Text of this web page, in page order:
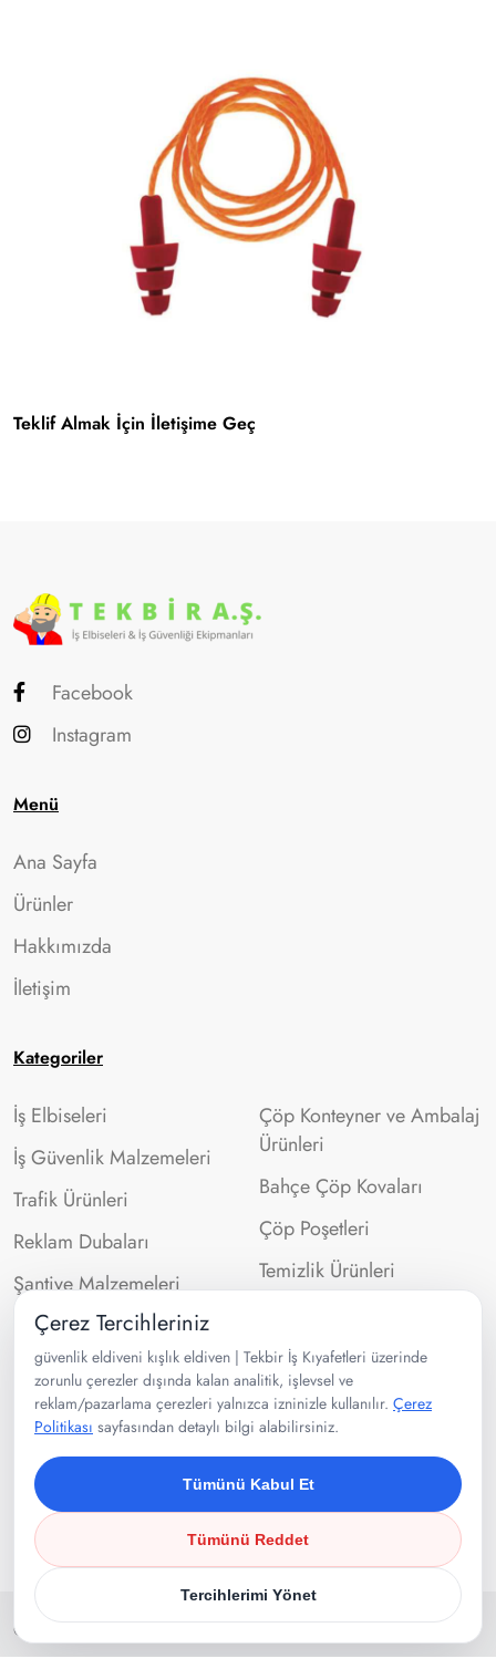
Teklif Almak İçin İletişime Geç
Facebook
Instagram
Menü
Ana Sayfa
Ürünler
Hakkımızda
İletişim
Kategoriler
İş Elbiseleri
İş Güvenlik Malzemeleri
Trafik Ürünleri
Reklam Dubaları
Şantiye Malzemeleri
Çöp Konteyner ve Ambalaj
Ürünleri
Bahçe Çöp Kovaları
Çöp Poşetleri
Temizlik Ürünleri
İletişim Bilgileri
0532 302 99 43
Velibaba Mah Ankara Cad. No:95
Pendik/İSTANBUL
Copyright 2025Tekbir İş Kıyafetleri. Tüm Hakları Saklıdır.
Çerez Tercihleriniz
güvenlik eldiveni kışlık eldiven | Tekbir İş Kıyafetleri üzerinde
zorunlu çerezler dışında kalan analitik, işlevsel ve
reklam/pazarlama çerezleri yalnızca izninizle kullanılır. Çerez
Politikası sayfasından detaylı bilgi alabilirsiniz.
Tümünü Kabul Et
Tümünü Reddet
Tercihlerimi Yönet